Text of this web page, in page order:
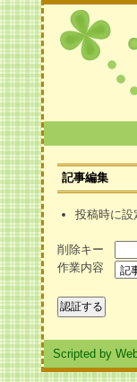
記事編集
投稿時に設
削除キー
作業内容
Scripted by